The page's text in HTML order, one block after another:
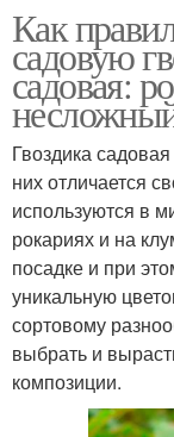
Как
садовую
садовая:
Гвоздика
них отличается
используются в
рокариях и на
посадке и при
уникальную
сортовому
выбрать и
композиции.